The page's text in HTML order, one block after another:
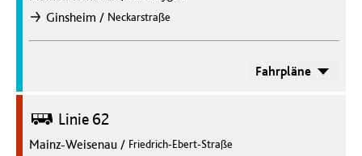
nachGinsheim / Neckarstraße
Fahrpläne
Bus Linie 62
Mainz-Weisenau / Friedrich-Ebert-Straße